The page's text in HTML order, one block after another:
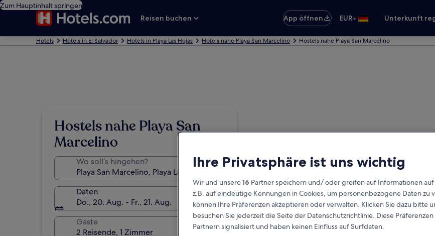
Zum Hauptinhalt springen
Reisen buchen
App öffnen EUR• Unterkunft
Hotels Hotels in El Salvador Hotels in Playa Las Hojas Hotels nahe Playa San Marcelino Hostels nahe Playa San Marcelino
Hostels nahe Playa San
Marcelino
Wo soll’s hingehen?
Daten
Do., 20. Aug. - Fr., 21. Aug.
Gäste
2 Reisende, 1 Zimmer
Ihre Privatsphäre ist uns wichtig
Wir und unsere16 Partner speichern und/ oder greifen auf Informationen auf
z.B. auf eindeutige Kennungen in Cookies, um personenbezogene Daten zu
können Ihre Präferenzen akzeptieren oder verwalten. Klicken Sie dazu bitte
besuchen Sie jederzeit die Seite der Datenschutzrichtlinie. Diese
Partnern signalisiert und haben keinen Einfluss auf Surfdaten.